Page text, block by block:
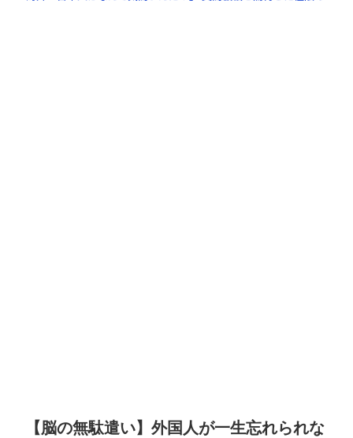
【脳の無駄遣い】外国人が一生忘れられな